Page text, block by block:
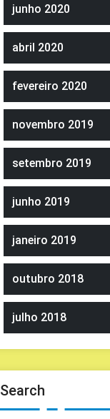
junho 2020
abril 2020
fevereiro 2020
novembro 2019
setembro 2019
junho 2019
janeiro 2019
outubro 2018
julho 2018
Search